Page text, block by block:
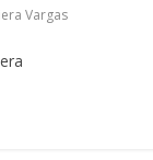
Vargas